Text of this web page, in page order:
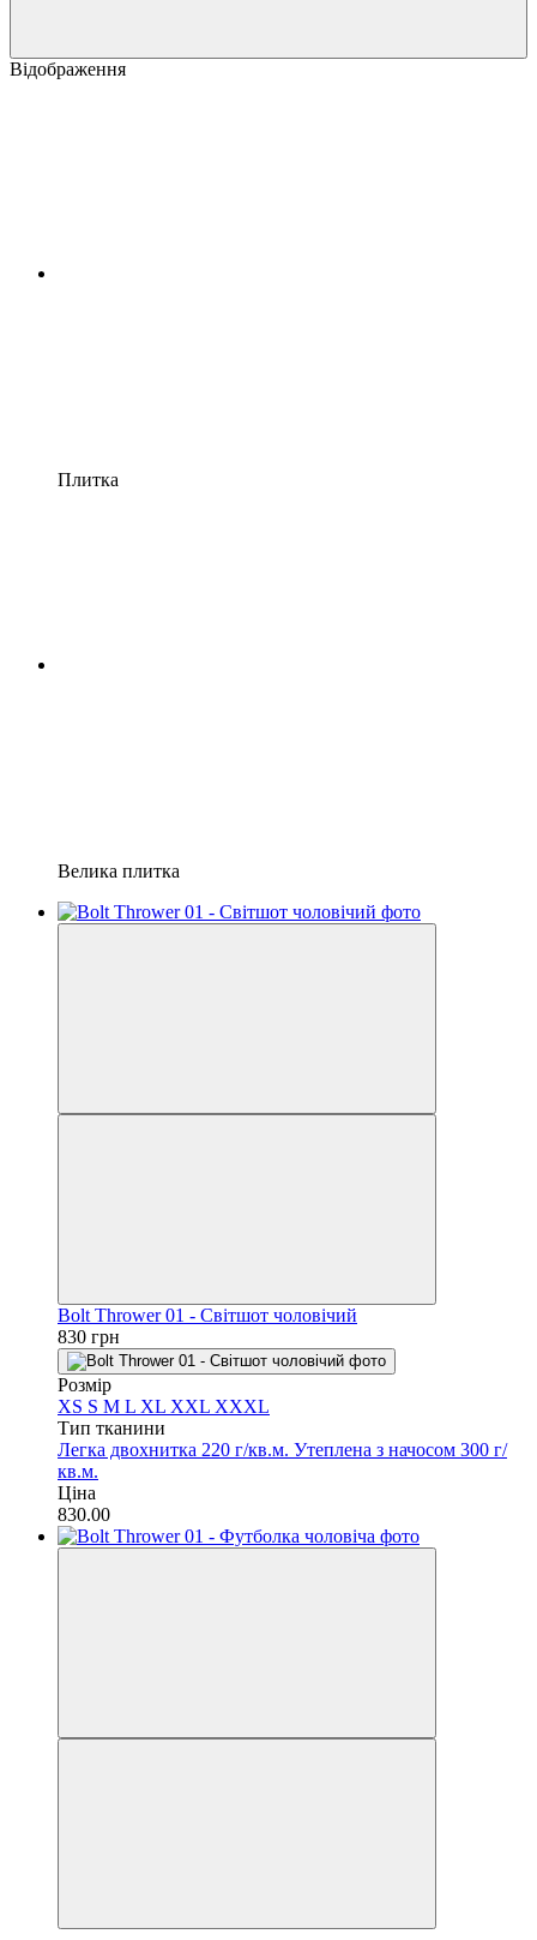
Відображення
Плитка
Велика плитка
Bolt Thrower 01 - Світшот чоловічий
830 грн
Розмір
XS S M L XL XXL XXXL
Тип тканини
Легка двохнитка 220 г/кв.м. Утеплена з начосом 300 г/
кв.м.
Ціна
830.00